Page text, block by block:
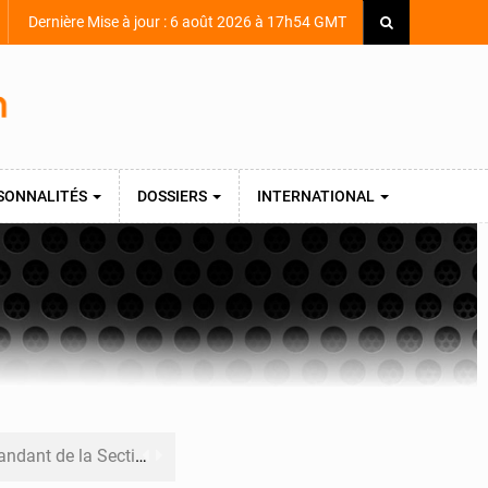
Dernière Mise à jour : 6 août 2026 à 17h54 GMT
DOSSIERS INTERNATIONAL
après une activité sportive